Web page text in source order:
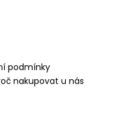
podmínky
nakupovat u nás